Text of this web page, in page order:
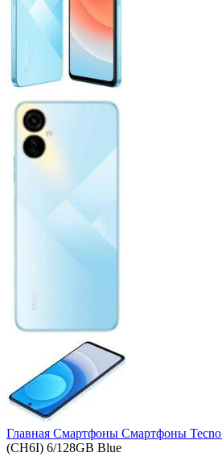
Главная Смартфоны Смартфоны Tecno
(CH6I) 6/128GB Blue